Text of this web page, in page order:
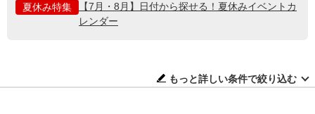
夏休み特集
【7月・8月】日付から探せる！夏休みイベントカ
レンダー
もっと詳しい条件で絞り込む